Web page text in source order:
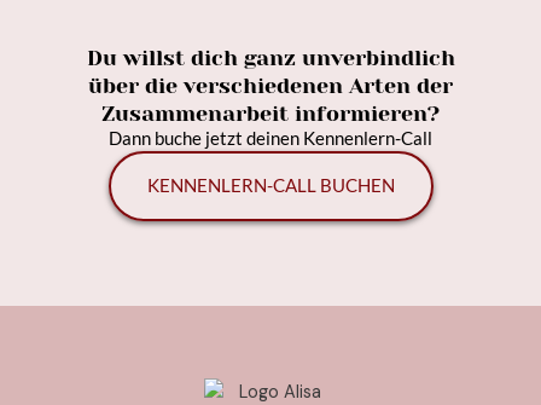
Du willst dich ganz unverbindlich
über die verschiedenen Arten der
Zusammenarbeit informieren?
Dann buche jetzt deinen Kennenlern-Call
KENNENLERN-CALL BUCHEN